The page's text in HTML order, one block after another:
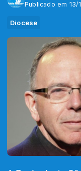
Publicado em 13/
Diocese